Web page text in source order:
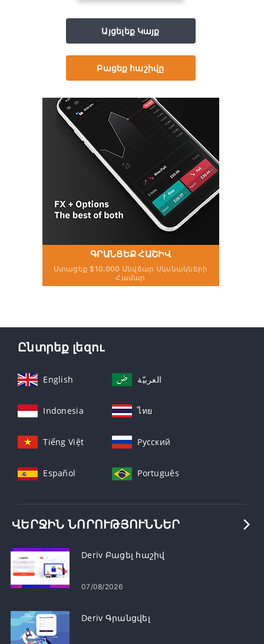
Այցելեք Կայք
Բացեք հաշիվը
ԳՐԱՆՑԵՔ ՀԱՇԻՎ
Ստացեք $10,000 Անվճար Սկսնակների
Համար
Ընտրեք լեզու
English العربيّة
Indonesia ไทย
Tiếng Việt Русский
Español Português
ՎԵՐՋԻՆ ՆՈՐՈՒԹՅՈՒՆՆԵՐ
Deriv Բացել հաշիվ
07/08/2026
Deriv Գրանցվել